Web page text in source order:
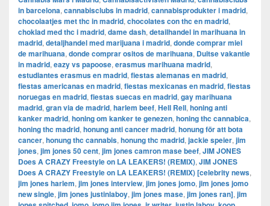
in barcelona, cannabisclubs in madrid, cannabisprodukter i madrid,
chocolaatjes met thc in madrid, chocolates con thc en madrid,
choklad med thc i madrid, dame dash, detailhandel in marihuana in
madrid, detaljhandel med marijuana i madrid, donde comprar miel
de marihuana, donde comprar ositos de marihuana, Duitse vakantie
in madrid, eazy vs papoose, erasmus marihuana madrid,
estudiantes erasmus en madrid, fiestas alemanas en madrid,
fiestas americanas en madrid, fiestas mexicanas en madrid, fiestas
noruegas en madrid, fiestas suecas en madrid, gay marihuana
madrid, gran via de madrid, harlem beef, Hell Rell, honing anti
kanker madrid, honing om kanker te genezen, honing thc cannabica,
honing thc madrid, honung anti cancer madrid, honung för att bota
cancer, honung thc cannabis, honung thc madrid, jackie speier, jim
jones, jim jones 50 cent, jim jones camron mase beef, JIM JONES
Does A CRAZY Freestyle on LA LEAKERS! (REMIX), JIM JONES
Does A CRAZY Freestyle on LA LEAKERS! (REMIX) [celebrity news,
jim jones harlem, jim jones interview, jim jones jomo, jim jones jomo
new single, jim jones justinlaboy, jim jones mase, jim jones ran], jim